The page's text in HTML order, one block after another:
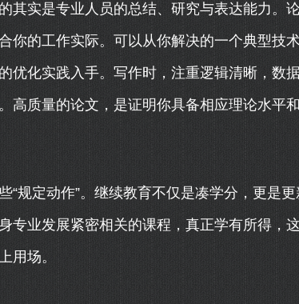
其实是专业人员的总结、研究与表达能力。
你的工作实际。可以从你解决的一个典型技
优化实践入手。写作时，注重逻辑清晰，数
高质量的论文，是证明你具备相应理论水平
“规定动作”。继续教育不仅是凑学分，更是
专业发展紧密相关的课程，真正学有所得，
用场。